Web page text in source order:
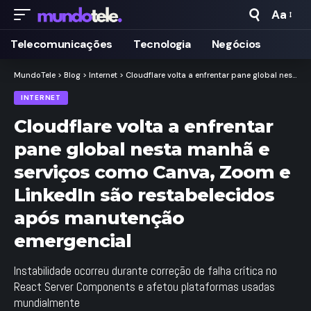
Fonte
Aa
Telecomunicações Tecnologia Negócios
MundoTele > Blog > Internet > Cloudflare volta a enfrentar pane global nesta manhã e serviços como Canva, Zoom e LinkedIn são restabelecidos após manutenção emergencial
INTERNET
Cloudflare volta a enfrentar
pane global nesta manhã e
serviços como Canva, Zoom e
LinkedIn são restabelecidos
após manutenção
emergencial
Instabilidade ocorreu durante correção de falha crítica no
React Server Components e afetou plataformas usadas
mundialmente